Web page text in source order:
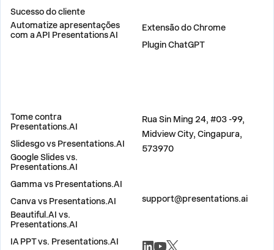
Sucesso do cliente
Automatize apresentações
com a API Presentations AI
Extensão do Chrome
Plugin ChatGPT
Tome contra
Presentations.AI
Slidesgo vs Presentations.AI
Google Slides vs.
Presentations.AI
Gamma vs Presentations.AI
Canva vs Presentations.AI
Beautiful.AI vs.
Presentations.AI
IA PPT vs. Presentations.AI
Rua Sin Ming 24, #03 -99,
Midview City, Cingapura,
573970
support@presentations.ai